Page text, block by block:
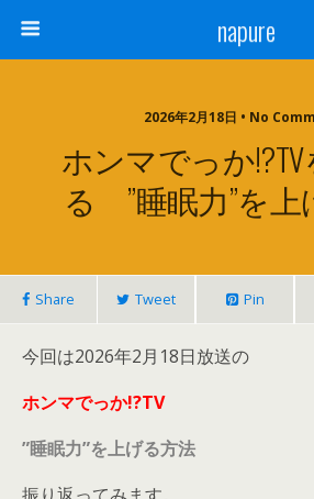
napure
2026年2月18日 • No
ホンマでっか
る ”睡眠力”を上
Share Tweet Pin
今回は2026年2月18日放送の
ホンマでっか!?TV
”睡眠力”を上げる方法